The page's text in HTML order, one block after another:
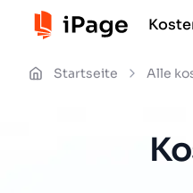
Startseite Alle